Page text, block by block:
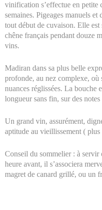
vinification s’effectue en petite
semaines. Pigeages manuels et
tout début de cuvaison. Elle
chêne français pendant douze
vins.
Madiran dans sa plus belle
profonde, au nez complexe, où
nuances réglissées. La bouche
longueur sans fin, sur des
Un grand vin, assurément,
aptitude au vieillissement (
Conseil du sommelier : à servir
heure avant, il s’associera
magret de canard grillé, ou un